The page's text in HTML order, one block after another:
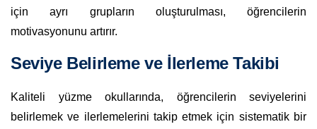
için ayrı grupların oluşturulması, öğrencilerin
motivasyonunu artırır.
Seviye Belirleme ve İlerleme Takibi
Kaliteli yüzme okullarında, öğrencilerin seviyelerini
belirlemek ve ilerlemelerini takip etmek için sistematik bir